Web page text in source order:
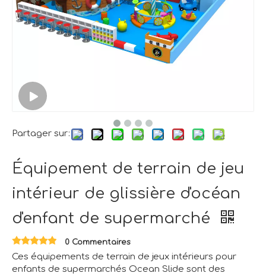
Partager sur:
Équipement de terrain de jeu
intérieur de glissière d'océan
d'enfant de supermarché
0 Commentaires
Ces équipements de terrain de jeux intérieurs pour
enfants de supermarchés Ocean Slide sont des